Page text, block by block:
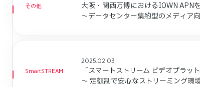
その他
大阪・関西万博におけるIOWN APN
～データセンター集約型のメディア
SmartSTREAM
2025.02.03
「スマートストリーム ビデオプラ
～ 定額制で安心なストリーミング環